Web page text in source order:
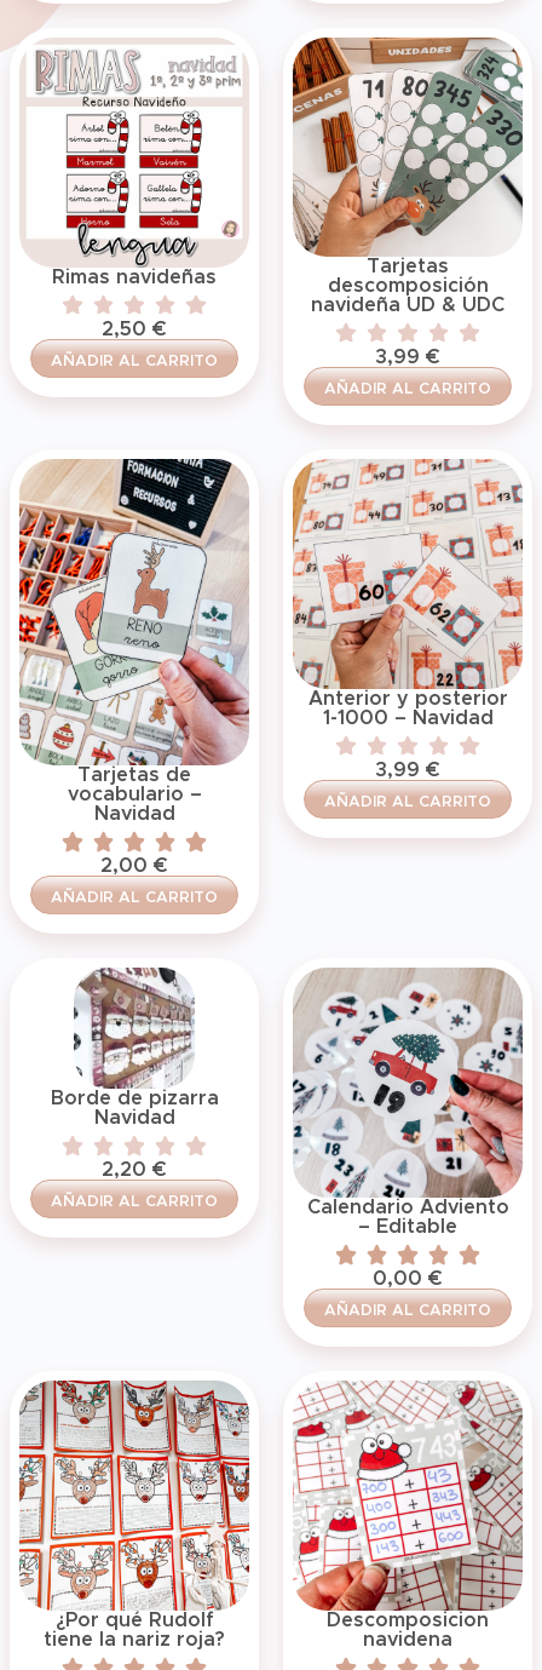
Rimas navideñas
2,50 €
AÑADIR AL CARRITO
Tarjetas
descomposición
navideña UD & UDC
3,99 €
AÑADIR AL CARRITO
Tarjetas de
vocabulario –
Navidad
2,00 €
AÑADIR AL CARRITO
Anterior y posterior
1-1000 – Navidad
3,99 €
AÑADIR AL CARRITO
Borde de pizarra
Navidad
2,20 €
AÑADIR AL CARRITO
Calendario Adviento
– Editable
0,00 €
AÑADIR AL CARRITO
¿Por qué Rudolf
tiene la nariz roja?
Descomposicion
navidena